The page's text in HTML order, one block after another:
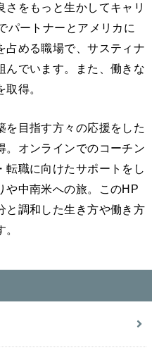
さをもっと生かしてキャリ
パートナーとアメリカに
占める職場で、サスティナ
んでいます。また、働きな
得。
を目指す方々の応援をした
。オンラインでのコーチン
転職に向けたサポートをし
や中南米への旅。このHP
と調和した生き方や働き方